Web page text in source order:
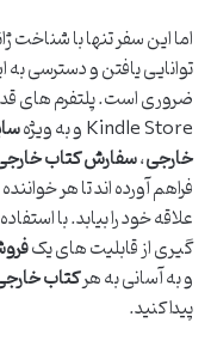
اما این سفر تنها با
توانایی یافتن و دسترسی
Kindle Store و به ویژه
خارجی،سفارش کتاب
فراهم آورده اند تا هر
علاقه خود را بیابد. با
گیری از قابلیت های یک
و به آسانی به هرکتاب
پیدا کنید.